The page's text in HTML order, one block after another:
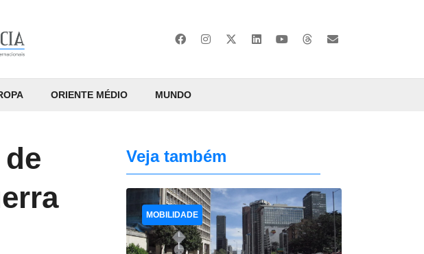
ORIENTE MÉDIO MUNDO
Veja também
MOBILIDADE